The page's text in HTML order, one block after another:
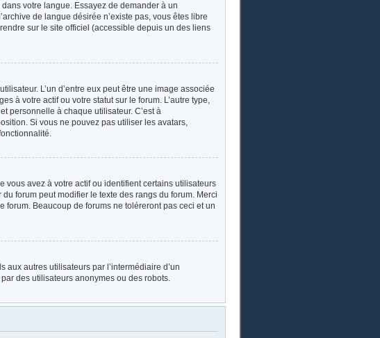
votre langue. Essayez de demander à un
de langue désirée n’existe pas, vous êtes libre
sur le site officiel (accessible depuis un des liens
L’un d’entre eux peut être une image associée
à votre actif ou votre statut sur le forum. L’autre type,
personnelle à chaque utilisateur. C’est à
Si vous ne pouvez pas utiliser les avatars,
vous avez à votre actif ou identifient certains utilisateurs
forum peut modifier le texte des rangs du forum. Merci
forum. Beaucoup de forums ne toléreront pas ceci et un
autres utilisateurs par l’intermédiaire d’un
des utilisateurs anonymes ou des robots.